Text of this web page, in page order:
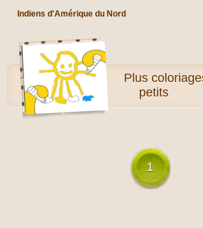
Indiens d'Amérique du Nord
Plus
petits
1